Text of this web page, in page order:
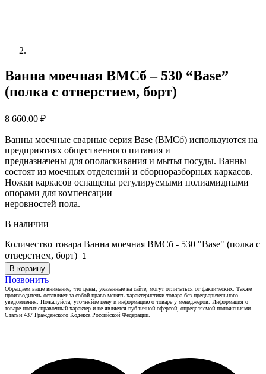
Ванна моечная ВМСб – 530 “Base”
(полка с отверстием, борт)
8 660.00 ₽
Ванны моечные сварные серия Base (ВМСб) используются на
предприятиях общественного питания и
предназначены для ополаскивания и мытья посуды. Ванны
состоят из моечных отделений и сборноразборных каркасов.
Ножки каркасов оснащены регулируемыми полиамидными
опорами для компенсации
неровностей пола.
В наличии
Количество товара Ванна моечная ВМСб - 530 "Base" (полка с
отверстием, борт)
В корзину
Позвонить
Обращаем ваше внимание, что цены, указанные на сайте, могут отличаться от фактических. Также
производитель оставляет за собой право менять характеристики товара без предварительного
уведомления. Пожалуйста, уточняйте цену и информацию о товаре у менеджеров. Информация о
товаре носит справочный характер и не является публичной офертой, определяемой положениями
Статьи 437 Гражданского Кодекса Российской Федерации.